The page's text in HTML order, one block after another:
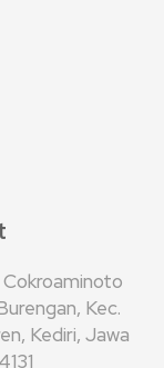
Cokroaminoto
Kec.
Kediri, Jawa